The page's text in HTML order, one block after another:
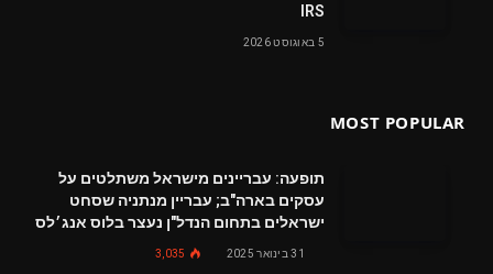
IRS
5 באוגוסט 2026
MOST POPULAR
תופעה: עבריינים מישראל משתלטים על
עסקים בארה"ב; עבריין מנתניה שסחט
ישראלים בתחום הנדל"ן נעצר בלוס אנג׳לס
31 בינואר 2025 3,035